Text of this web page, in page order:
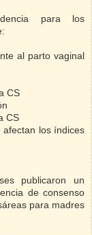
para los
al parto vaginal
CS
CS
afectan los índices
publicaron un
de consenso
para madres